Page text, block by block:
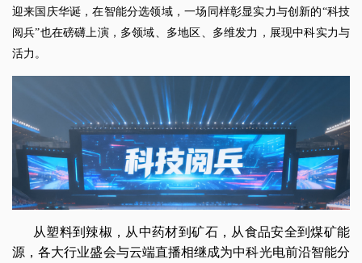
迎来国庆华诞，在智能分选领域，一场同样彰显实力与创新的“科技
阅兵”也在磅礴上演，多领域、多地区、多维发力，展现中科实力与
活力。
从塑料到辣椒，从中药材到矿石，从食品安全到煤矿能
源，各大行业盛会与云端直播相继成为中科光电前沿智能分